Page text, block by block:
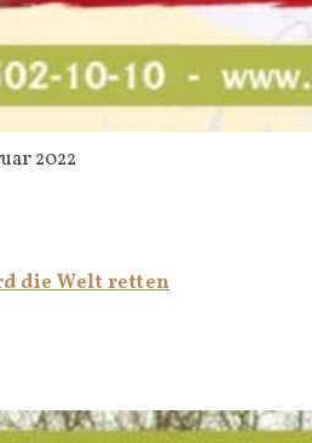
2022
die Welt retten